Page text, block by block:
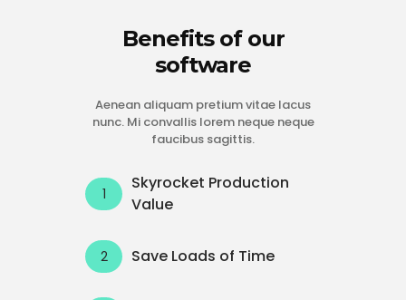
Benefits of our
software
Aenean aliquam pretium vitae lacus
nunc. Mi convallis lorem neque neque
faucibus sagittis.
Skyrocket Production
Value
Save Loads of Time